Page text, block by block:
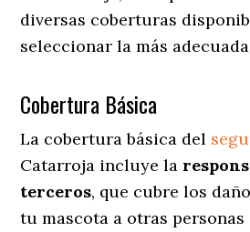
diversas coberturas
seleccionar la más
Cobertura Básica
La cobertura básica del
Catarroja incluye la
terceros, que cubre los
tu mascota a otras personas